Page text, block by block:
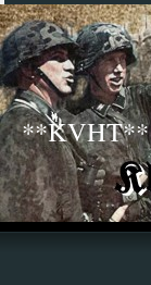
**KVHT**